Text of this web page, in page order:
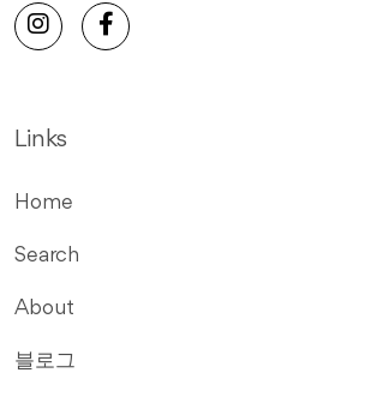
Links
Home
Search
About
블로그